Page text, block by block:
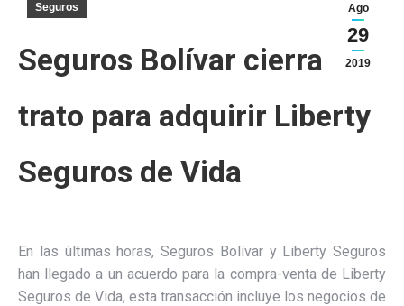
Ago
29
2019
Seguros
Seguros Bolívar cierra
trato para adquirir Liberty
Seguros de Vida
En las últimas horas, Seguros Bolívar y Liberty Seguros
han llegado a un acuerdo para la compra-venta de Liberty
Seguros de Vida, esta transacción incluye los negocios de